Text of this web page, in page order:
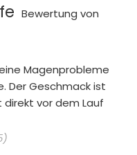
Bewertung von
Magenprobleme
Der Geschmack ist
vor dem Lauf